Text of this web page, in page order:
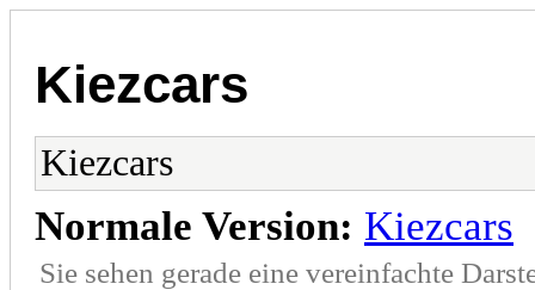
Kiezcars
Kiezcars
Normale Version: Kiezcars
Sie sehen gerade eine vereinfachte